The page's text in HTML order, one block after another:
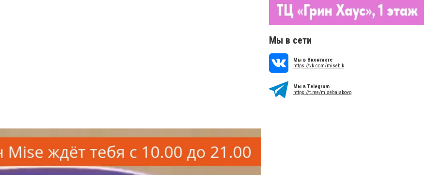
Мы в сети
Мы в Вконтакте
https://vk.com/miseblk
Мы в Telegram
https://t.me/misebalakovo